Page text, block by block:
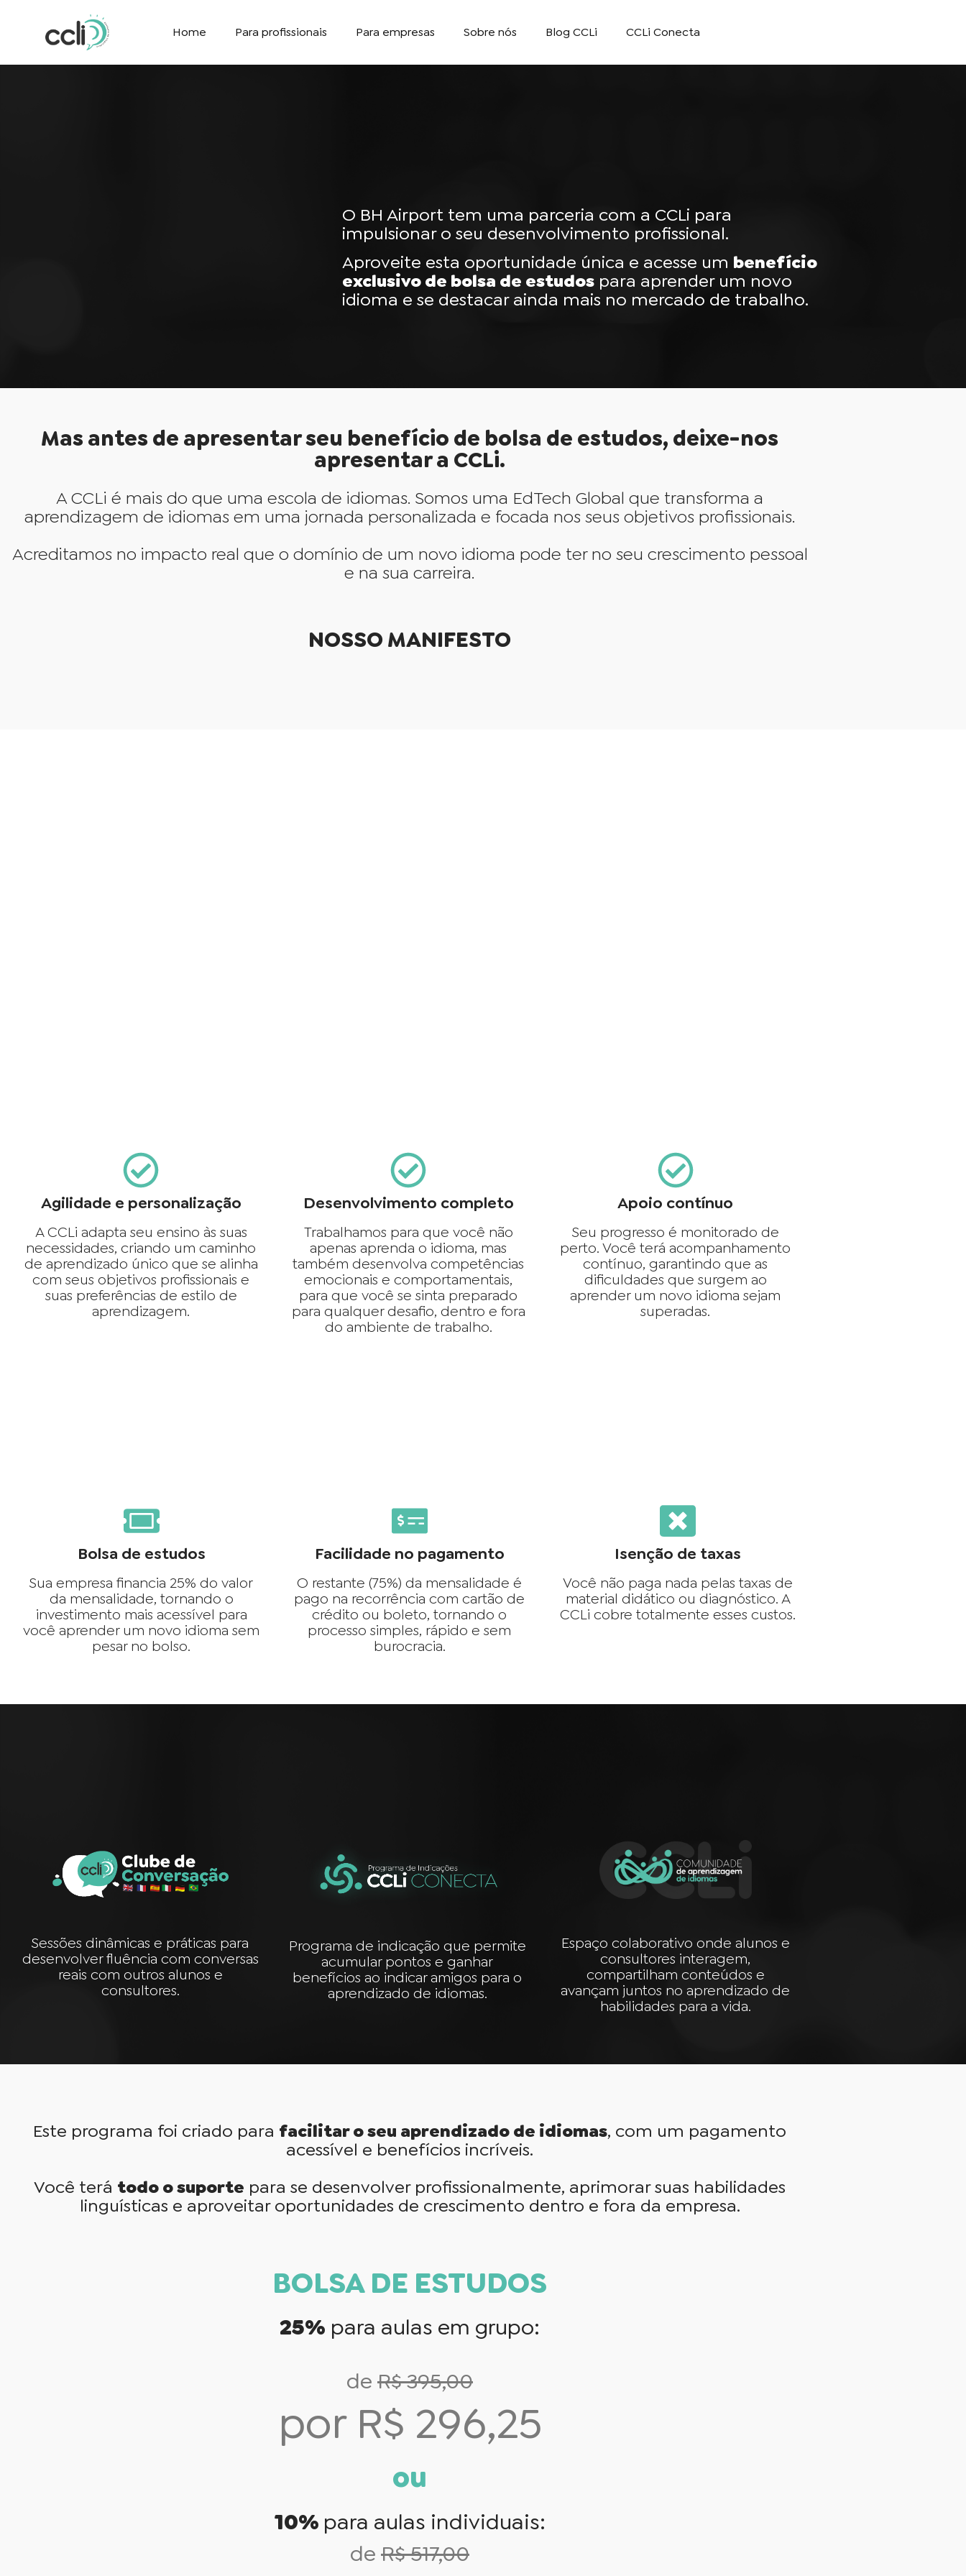
Home Para profissionais Para empresas Sobre nós Blog CCLi CCLi Conecta
O BH Airport tem uma parceria com a CCLi para
impulsionar o seu desenvolvimento profissional.
Aproveite esta oportunidade única e acesse um benefício
exclusivo de bolsa de estudos para aprender um novo
idioma e se destacar ainda mais no mercado de trabalho.
Mas antes de apresentar seu benefício de bolsa de estudos, deixe-nos
apresentar a CCLi.
A CCLi é mais do que uma escola de idiomas. Somos uma EdTech Global que transforma a
aprendizagem de idiomas em uma jornada personalizada e focada nos seus objetivos profissionais.
Acreditamos no impacto real que o domínio de um novo idioma pode ter no seu crescimento pessoal
e na sua carreira.
NOSSO MANIFESTO
Agilidade e personalização
A CCLi adapta seu ensino às suas
necessidades, criando um caminho
de aprendizado único que se alinha
com seus objetivos profissionais e
suas preferências de estilo de
aprendizagem.
Desenvolvimento completo
Trabalhamos para que você não
apenas aprenda o idioma, mas
também desenvolva competências
emocionais e comportamentais,
para que você se sinta preparado
para qualquer desafio, dentro e fora
do ambiente de trabalho.
Apoio contínuo
Seu progresso é monitorado de
perto. Você terá acompanhamento
contínuo, garantindo que as
dificuldades que surgem ao
aprender um novo idioma sejam
superadas.
Bolsa de estudos
Sua empresa financia 25% do valor
da mensalidade, tornando o
investimento mais acessível para
você aprender um novo idioma sem
pesar no bolso.
Facilidade no pagamento
O restante (75%) da mensalidade é
pago na recorrência com cartão de
crédito ou boleto, tornando o
processo simples, rápido e sem
burocracia.
Isenção de taxas
Você não paga nada pelas taxas de
material didático ou diagnóstico. A
CCLi cobre totalmente esses custos.
Sessões dinâmicas e práticas para
desenvolver fluência com conversas
reais com outros alunos e
consultores.
Programa de indicação que permite
acumular pontos e ganhar
benefícios ao indicar amigos para o
aprendizado de idiomas.
Espaço colaborativo onde alunos e
consultores interagem,
compartilham conteúdos e
avançam juntos no aprendizado de
habilidades para a vida.
Este programa foi criado para facilitar o seu aprendizado de idiomas, com um pagamento
acessível e benefícios incríveis.
Você terá todo o suporte para se desenvolver profissionalmente, aprimorar suas habilidades
linguísticas e aproveitar oportunidades de crescimento dentro e fora da empresa.
BOLSA DE ESTUDOS
25% para aulas em grupo:
de R$ 395,00
por R$ 296,25
ou
10% para aulas individuais:
de R$ 517,00